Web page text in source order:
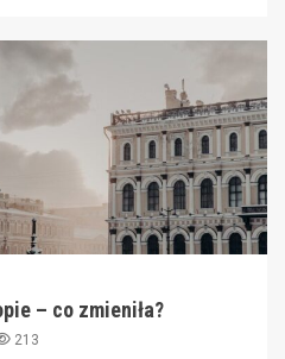
– co zmieniła?
213